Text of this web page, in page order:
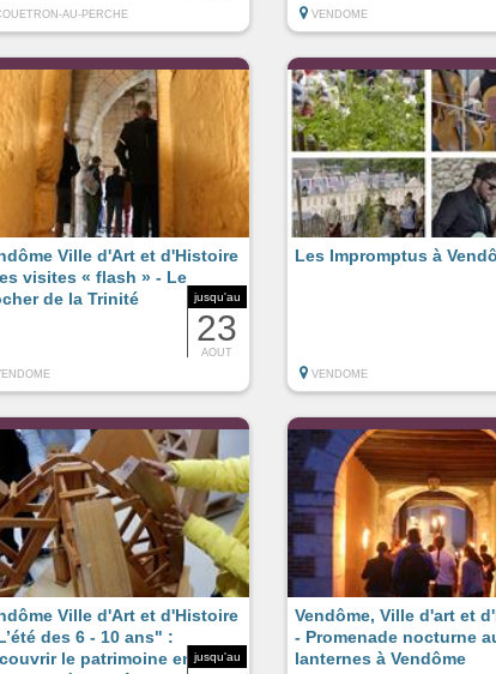
AU-PERCHE VENDOME
jusqu'au
23
AOUT
Ville d'Art et d'Histoire
visites « flash » - Le
de la Trinité
Les Impromptus à
VENDOME
jusqu'au
Ville d'Art et d'Histoire
des 6 - 10 ans" :
le patrimoine en
Vendôme, Ville d'art et
- Promenade nocturne
lanternes à Vendôme